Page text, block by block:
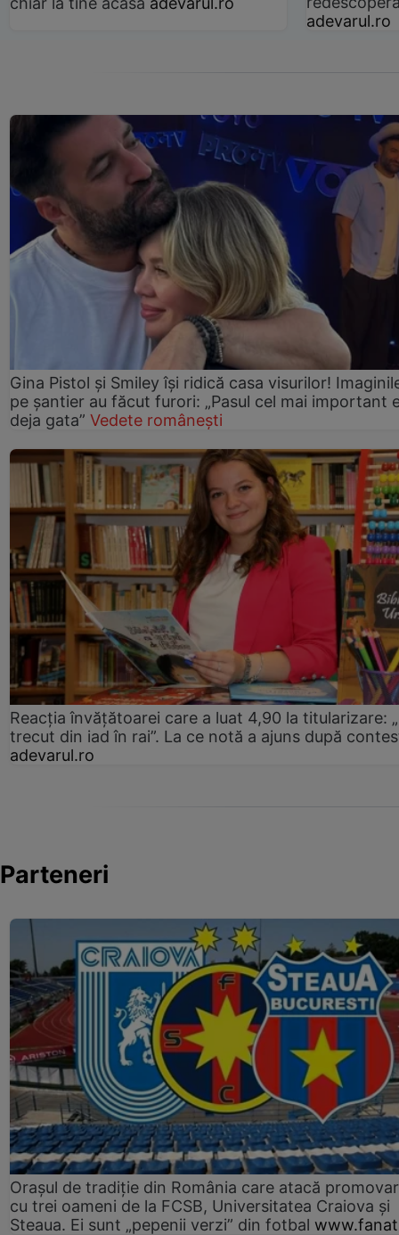
adevarul.ro
Gina Pistol și Smiley își ridică casa visurilor!
pe șantier au făcut furori: „Pasul cel mai important
deja gata” Vedete românești
Reacția învățătoarei care a luat 4,90 la titularizare:
trecut din iad în rai”. La ce notă a ajuns după
adevarul.ro
Parteneri
Orașul de tradiție din România care atacă
cu trei oameni de la FCSB, Universitatea Craiova și
Steaua. Ei sunt „pepenii verzi” din fotbal